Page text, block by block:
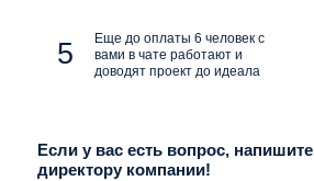
Еще до оплаты 6 человек с
вами в чате работают и
доводят проект до идеала
Если у вас есть вопрос, напишите
директору компании!